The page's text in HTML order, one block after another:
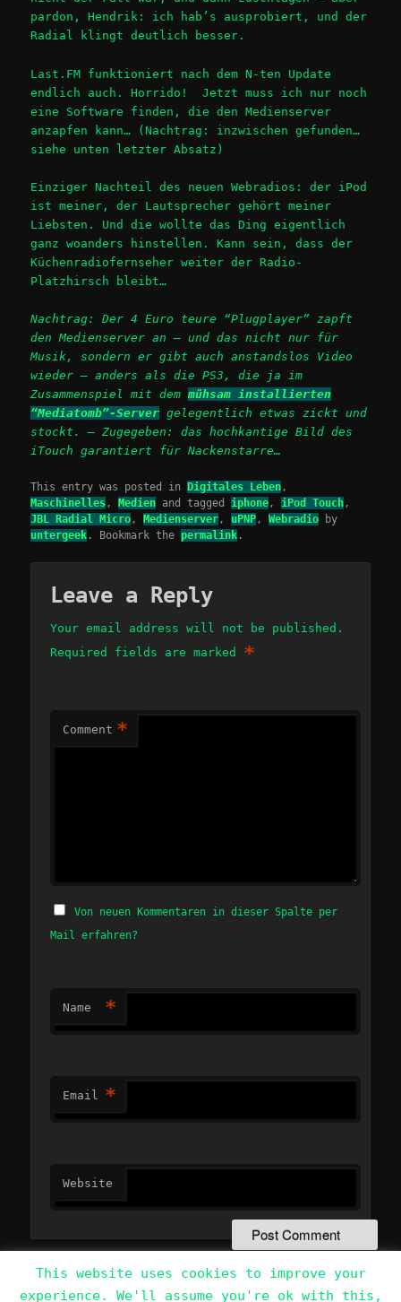
pardon, Hendrik: ich hab’s ausprobiert, und der
Radial klingt deutlich besser.
Last.FM funktioniert nach dem N-ten Update
endlich auch. Horrido! Jetzt muss ich nur noch
eine Software finden, die den Medienserver
anzapfen kann… (Nachtrag: inzwischen gefunden…
siehe unten letzter Absatz)
Einziger Nachteil des neuen Webradios: der iPod
ist meiner, der Lautsprecher gehört meiner
Liebsten. Und die wollte das Ding eigentlich
ganz woanders hinstellen. Kann sein, dass der
Küchenradiofernseher weiter der Radio-
Platzhirsch bleibt…
Nachtrag: Der 4 Euro teure “Plugplayer” zapft
den Medienserver an – und das nicht nur für
Musik, sondern er gibt auch anstandslos Video
wieder – anders als die PS3, die ja im
Zusammenspiel mit demmühsam installierten
“Mediatomb”-Server gelegentlich etwas zickt und
stockt. — Zugegeben: das hochkantige Bild des
iTouch garantiert für Nackenstarre…
This entry was posted in Digitales Leben,
Maschinelles, Medien and taggediphone,iPod Touch,
JBL Radial Micro, Medienserver, uPNP,Webradio by
untergeek . Bookmark the permalink .
Leave a Reply
Your email address will not be published.
Required fields are marked *
Comment *
Von neuen Kommentaren in dieser Spalte per
Mail erfahren?
Name *
Email *
Website
This website uses cookies to improve your
experience. We'll assume you're ok with this,